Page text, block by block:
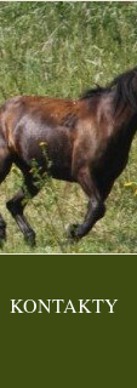
KONTAKTY